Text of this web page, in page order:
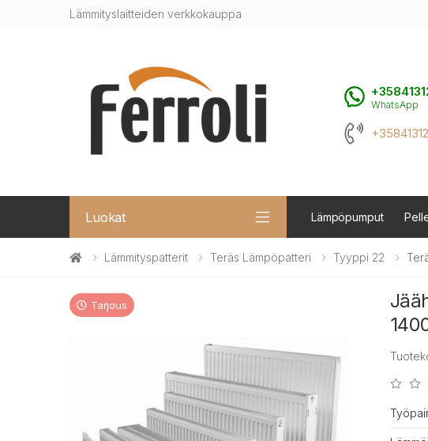
Lämmityslaitteiden verkkokauppa
WhatsApp
Luokat Lämpöpumput
Lämmityspatterit Teräs Lämpöpatteri Tyyppi 22
Tarjous